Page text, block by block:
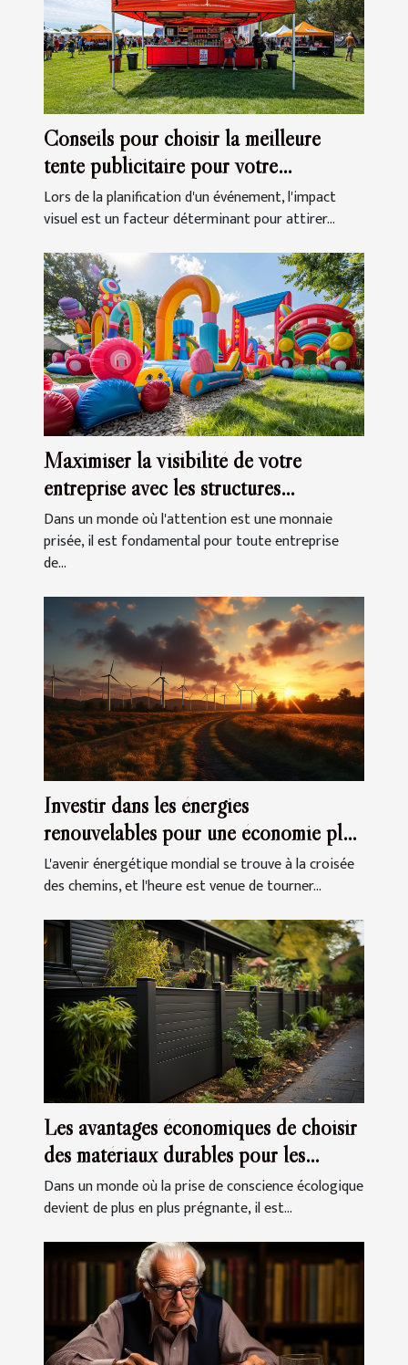
Conseils pour choisir la meilleure
tente publicitaire pour votre
événement
Lors de la planification d'un événement, l'impact
visuel est un facteur déterminant pour attirer...
Maximiser la visibilité de votre
entreprise avec les structures
gonflables
Dans un monde où l'attention est une monnaie
prisée, il est fondamental pour toute entreprise
de...
Investir dans les énergies
renouvelables pour une économie plus
autonome
L'avenir énergétique mondial se trouve à la croisée
des chemins, et l'heure est venue de tourner...
Les avantages économiques de choisir
des matériaux durables pour les
clôtures et portails
Dans un monde où la prise de conscience écologique
devient de plus en plus prégnante, il est...